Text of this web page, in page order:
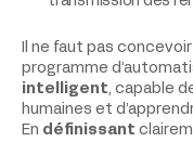
Il ne faut pas
programme
intelligent, capable
humaines et
En définissant